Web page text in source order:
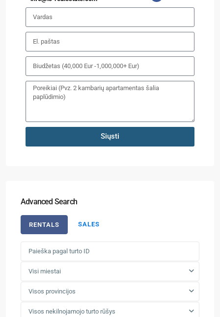
Siųsti
Advanced Search
RENTALS SALES
Visi miestai
Visos provincijos
Visos nekilnojamojo turto rūšys